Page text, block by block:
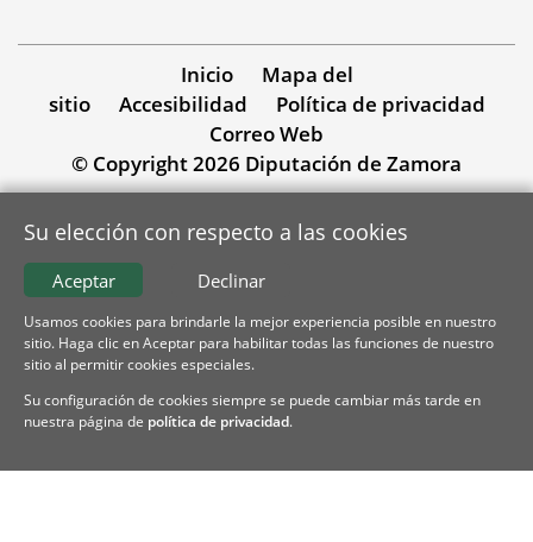
Inicio
Mapa del
sitio
Accesibilidad
Política de privacidad
Correo Web
© Copyright 2026 Diputación de Zamora
Su elección con respecto a las cookies
Declinar
Aceptar
Usamos cookies para brindarle la mejor experiencia posible en nuestro
sitio. Haga clic en Aceptar para habilitar todas las funciones de nuestro
sitio al permitir cookies especiales.
Su configuración de cookies siempre se puede cambiar más tarde en
nuestra página de política de privacidad.